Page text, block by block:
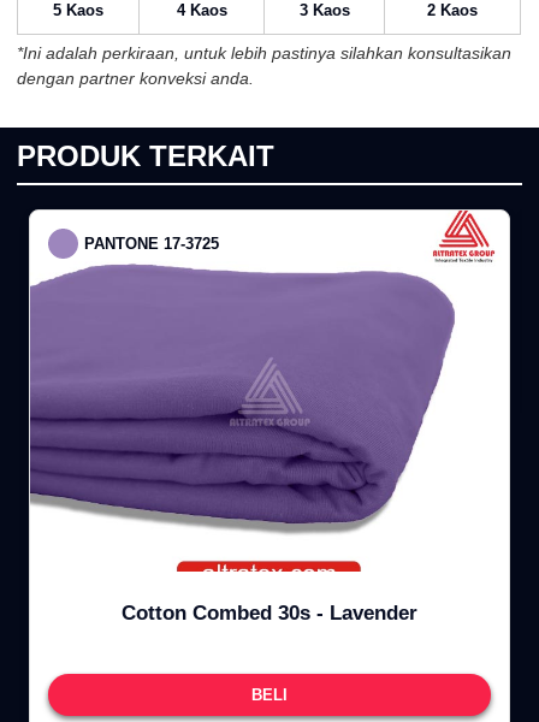
5 Kaos 4 Kaos 3 Kaos 2 Kaos
*Ini adalah perkiraan, untuk lebih pastinya silahkan konsultasikan
dengan partner konveksi anda.
PRODUK TERKAIT
PANTONE 17-3725
Cotton Combed 30s - Lavender
BELI